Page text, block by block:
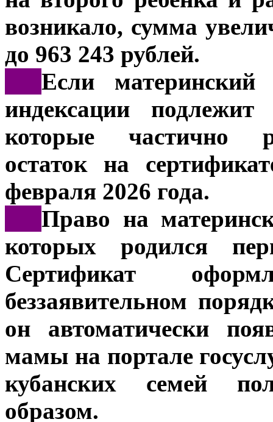
возникало, сумма
до 963 243 рублей.
Если материнский
индексации
которые частично
остаток на
февраля 2026 года.
Право на
которых родился
Сертификат
беззаявительном
он автоматически
мамы на портале
кубанских семей
образом.